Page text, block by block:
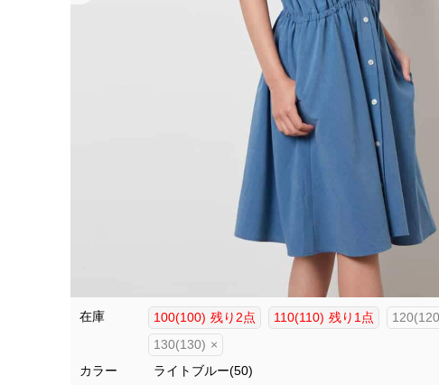
在庫 100(100) 残り2点 110(110) 残り1点
130(130) ×
カラー
ライトブルー(50)